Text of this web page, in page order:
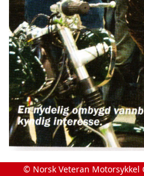
© Norsk Veteran Motorsykkel